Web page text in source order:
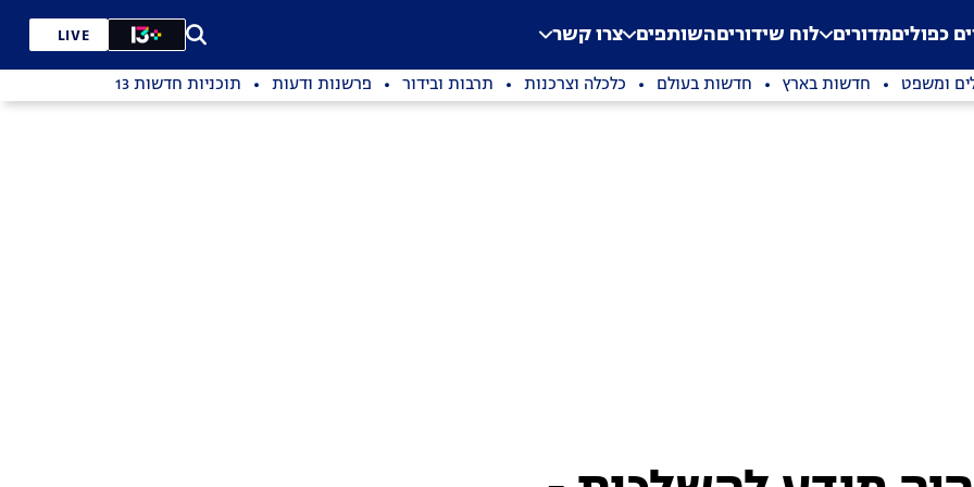
Application error: a
. כפוליםמדורים לוח שידוריםהשותפים צרו קשר LIVE
ומשפט חדשות בארץ חדשות בעולם כלכלה וצרכנות תרבות ובידור פרשנות ודעות תוכניות חדשות 13